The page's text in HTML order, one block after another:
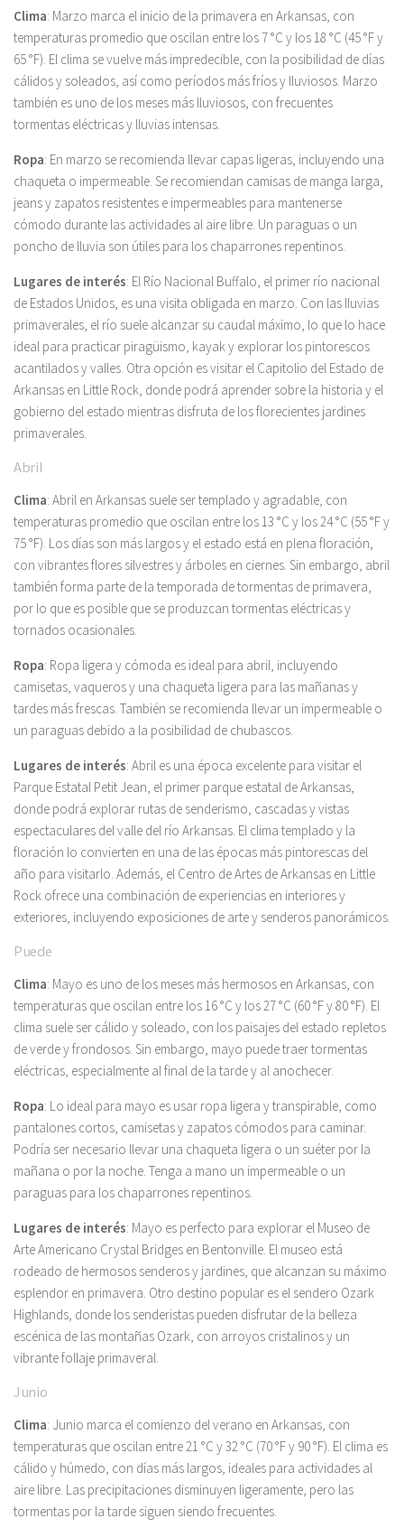
Clima: Marzo marca el inicio de la primavera en Arkansas, con
temperaturas promedio que oscilan entre los 7 °C y los 18 °C (45 °F y
65 °F). El clima se vuelve más impredecible, con la posibilidad de días
cálidos y soleados, así como períodos más fríos y lluviosos. Marzo
también es uno de los meses más lluviosos, con frecuentes
tormentas eléctricas y lluvias intensas.
Ropa: En marzo se recomienda llevar capas ligeras, incluyendo una
chaqueta o impermeable. Se recomiendan camisas de manga larga,
jeans y zapatos resistentes e impermeables para mantenerse
cómodo durante las actividades al aire libre. Un paraguas o un
poncho de lluvia son útiles para los chaparrones repentinos.
Lugares de interés: El Río Nacional Buffalo, el primer río nacional
de Estados Unidos, es una visita obligada en marzo. Con las lluvias
primaverales, el río suele alcanzar su caudal máximo, lo que lo hace
ideal para practicar piragüismo, kayak y explorar los pintorescos
acantilados y valles. Otra opción es visitar el Capitolio del Estado de
Arkansas en Little Rock, donde podrá aprender sobre la historia y el
gobierno del estado mientras disfruta de los florecientes jardines
primaverales.
Abril
Clima: Abril en Arkansas suele ser templado y agradable, con
temperaturas promedio que oscilan entre los 13 °C y los 24 °C (55 °F y
75 °F). Los días son más largos y el estado está en plena floración,
con vibrantes flores silvestres y árboles en ciernes. Sin embargo, abril
también forma parte de la temporada de tormentas de primavera,
por lo que es posible que se produzcan tormentas eléctricas y
tornados ocasionales.
Ropa: Ropa ligera y cómoda es ideal para abril, incluyendo
camisetas, vaqueros y una chaqueta ligera para las mañanas y
tardes más frescas. También se recomienda llevar un impermeable o
un paraguas debido a la posibilidad de chubascos.
Lugares de interés: Abril es una época excelente para visitar el
Parque Estatal Petit Jean, el primer parque estatal de Arkansas,
donde podrá explorar rutas de senderismo, cascadas y vistas
espectaculares del valle del río Arkansas. El clima templado y la
floración lo convierten en una de las épocas más pintorescas del
año para visitarlo. Además, el Centro de Artes de Arkansas en Little
Rock ofrece una combinación de experiencias en interiores y
exteriores, incluyendo exposiciones de arte y senderos panorámicos.
Puede
Clima: Mayo es uno de los meses más hermosos en Arkansas, con
temperaturas que oscilan entre los 16 °C y los 27 °C (60 °F y 80 °F). El
clima suele ser cálido y soleado, con los paisajes del estado repletos
de verde y frondosos. Sin embargo, mayo puede traer tormentas
eléctricas, especialmente al final de la tarde y al anochecer.
Ropa: Lo ideal para mayo es usar ropa ligera y transpirable, como
pantalones cortos, camisetas y zapatos cómodos para caminar.
Podría ser necesario llevar una chaqueta ligera o un suéter por la
mañana o por la noche. Tenga a mano un impermeable o un
paraguas para los chaparrones repentinos.
Lugares de interés: Mayo es perfecto para explorar el Museo de
Arte Americano Crystal Bridges en Bentonville. El museo está
rodeado de hermosos senderos y jardines, que alcanzan su máximo
esplendor en primavera. Otro destino popular es el sendero Ozark
Highlands, donde los senderistas pueden disfrutar de la belleza
escénica de las montañas Ozark, con arroyos cristalinos y un
vibrante follaje primaveral.
Junio
Clima: Junio ​​marca el comienzo del verano en Arkansas, con
temperaturas que oscilan entre 21 °C y 32 °C (70 °F y 90 °F). El clima es
cálido y húmedo, con días más largos, ideales para actividades al
aire libre. Las precipitaciones disminuyen ligeramente, pero las
tormentas por la tarde siguen siendo frecuentes.